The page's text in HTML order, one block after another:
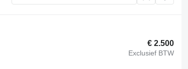
€ 2.500
Exclusief BTW